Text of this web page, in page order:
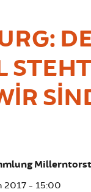
2017 - 15:00